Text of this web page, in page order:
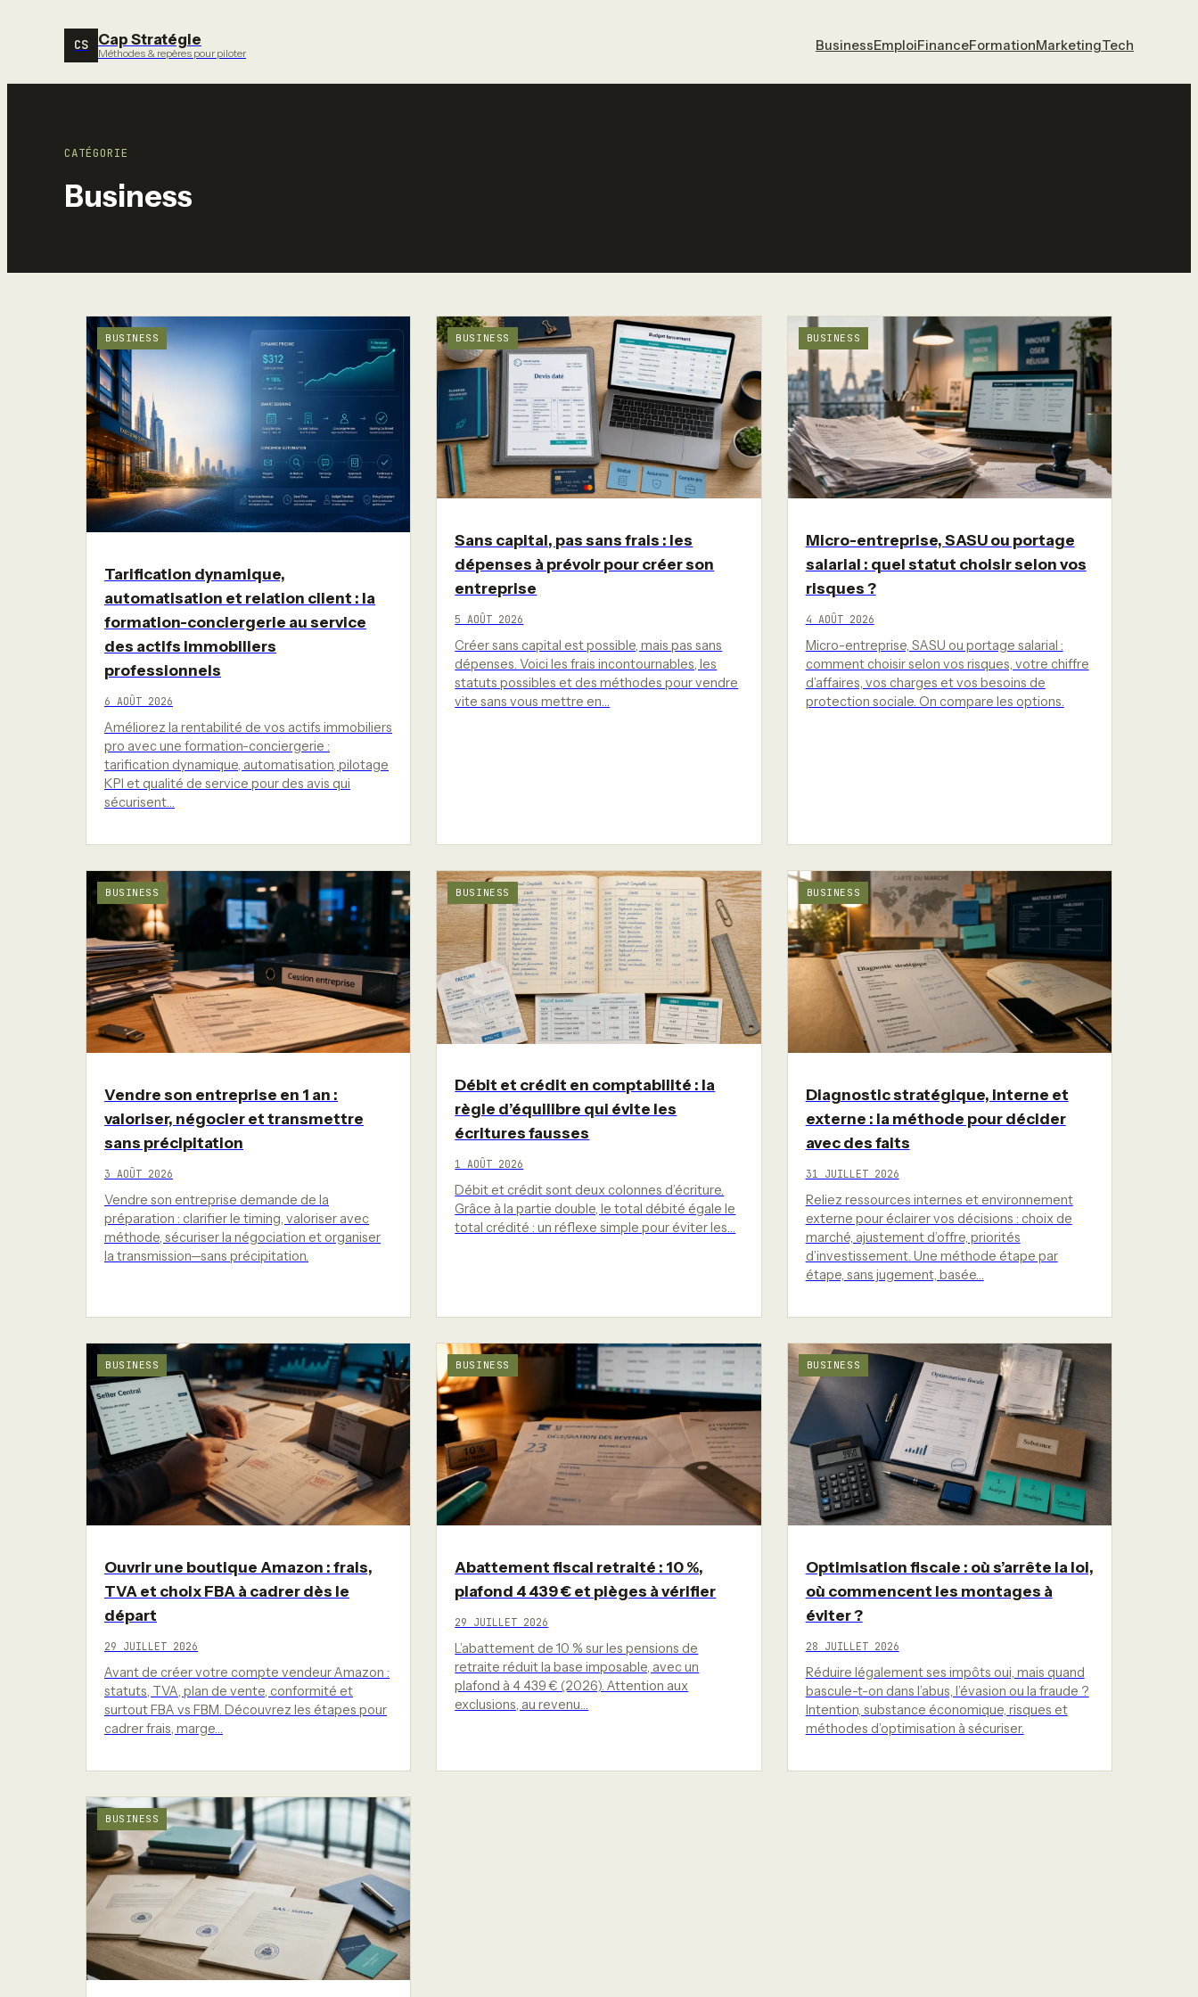
CS Cap Stratégie
Méthodes & repères pour piloter BusinessEmploiFinanceFormationMarketingTech
CATÉGORIE
Business
BUSINESS
Tarification dynamique,
automatisation et relation client : la
formation-conciergerie au service
des actifs immobiliers
professionnels
6 AOÛT 2026
Améliorez la rentabilité de vos actifs immobiliers
pro avec une formation-conciergerie :
tarification dynamique, automatisation, pilotage
KPI et qualité de service pour des avis qui
sécurisent…
BUSINESS
Sans capital, pas sans frais : les
dépenses à prévoir pour créer son
entreprise
5 AOÛT 2026
Créer sans capital est possible, mais pas sans
dépenses. Voici les frais incontournables, les
statuts possibles et des méthodes pour vendre
vite sans vous mettre en…
BUSINESS
Micro-entreprise, SASU ou portage
salarial : quel statut choisir selon vos
risques ?
4 AOÛT 2026
Micro-entreprise, SASU ou portage salarial :
comment choisir selon vos risques, votre chiffre
d’affaires, vos charges et vos besoins de
protection sociale. On compare les options.
BUSINESS
Vendre son entreprise en 1 an :
valoriser, négocier et transmettre
sans précipitation
3 AOÛT 2026
Vendre son entreprise demande de la
préparation : clarifier le timing, valoriser avec
méthode, sécuriser la négociation et organiser
la transmission—sans précipitation.
BUSINESS
Débit et crédit en comptabilité : la
règle d’équilibre qui évite les
écritures fausses
1 AOÛT 2026
Débit et crédit sont deux colonnes d’écriture.
Grâce à la partie double, le total débité égale le
total crédité : un réflexe simple pour éviter les…
BUSINESS
Diagnostic stratégique, interne et
externe : la méthode pour décider
avec des faits
31 JUILLET 2026
Reliez ressources internes et environnement
externe pour éclairer vos décisions : choix de
marché, ajustement d’offre, priorités
d’investissement. Une méthode étape par
étape, sans jugement, basée…
BUSINESS
Ouvrir une boutique Amazon : frais,
TVA et choix FBA à cadrer dès le
départ
29 JUILLET 2026
Avant de créer votre compte vendeur Amazon :
statuts, TVA, plan de vente, conformité et
surtout FBA vs FBM. Découvrez les étapes pour
cadrer frais, marge…
BUSINESS
Abattement fiscal retraité : 10 %,
plafond 4 439 € et pièges à vérifier
29 JUILLET 2026
L’abattement de 10 % sur les pensions de
retraite réduit la base imposable, avec un
plafond à 4 439 € (2026). Attention aux
exclusions, au revenu…
BUSINESS
Optimisation fiscale : où s’arrête la loi,
où commencent les montages à
éviter ?
28 JUILLET 2026
Réduire légalement ses impôts oui, mais quand
bascule-t-on dans l’abus, l’évasion ou la fraude ?
Intention, substance économique, risques et
méthodes d’optimisation à sécuriser.
BUSINESS